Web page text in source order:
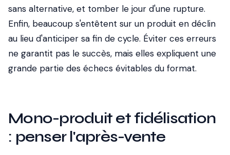
sans alternative, et tomber le jour d'une rupture.
Enfin, beaucoup s'entêtent sur un produit en déclin
au lieu d'anticiper sa fin de cycle. Éviter ces erreurs
ne garantit pas le succès, mais elles expliquent une
grande partie des échecs évitables du format.
Mono-produit et fidélisation
: penser l'après-vente